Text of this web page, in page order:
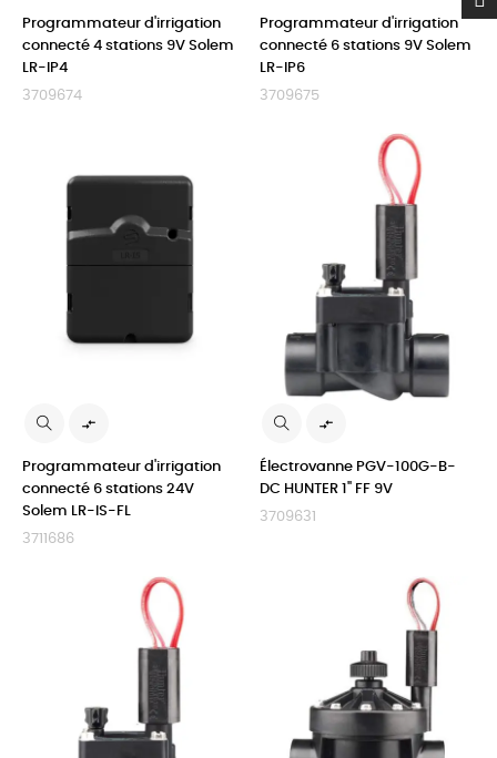
Programmateur d'irrigation
connecté 4 stations 9V Solem
LR-IP4
3709674
Programmateur d'irrigation
connecté 6 stations 9V Solem
LR-IP6
3709675

Programmateur d'irrigation
connecté 6 stations 24V
Solem LR-IS-FL
3711686

Électrovanne PGV-100G-B-
DC HUNTER 1" FF 9V
3709631